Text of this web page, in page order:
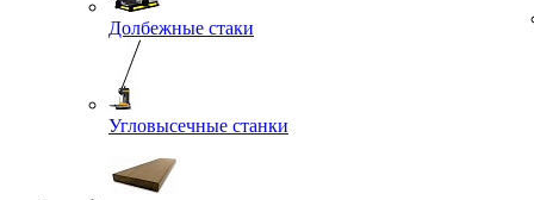
Долбежные стаки
Угловысечные станки